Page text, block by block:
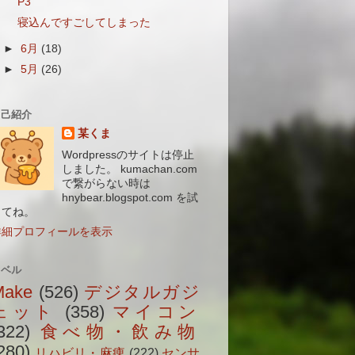
寝込んですごしてしまった
►6月 (18)
►5月 (26)
紹介
某くま
Wordpressのサイトは停止
しました。 kumachan.com
で繋がらない時は
hnybear.blogspot.com を試
ね。
プロフィールを表示
ル
(526) デジタルガジ
ット
(358) マイコン
食べ物・飲み物